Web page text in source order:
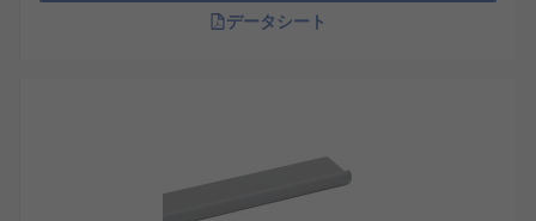
データシート